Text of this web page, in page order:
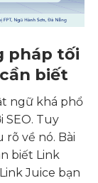
pháp tối
biết
ngữ khá phổ
SEO. Tuy
về nó. Bài
biết Link
Juice bạn